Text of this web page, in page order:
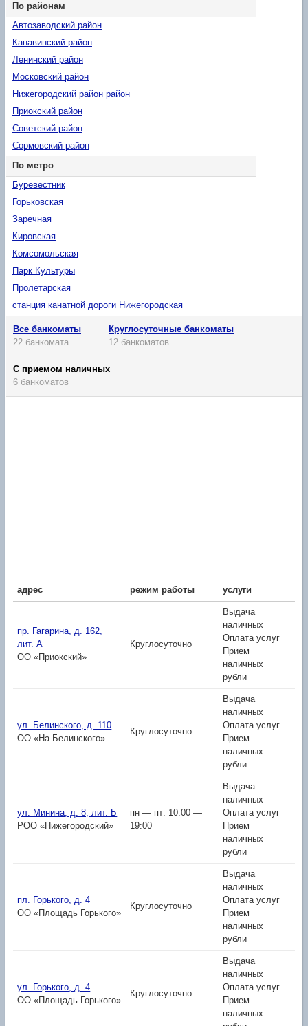
По районам
Автозаводский район
Канавинский район
Ленинский район
Московский район
Нижегородский район район
Приокский район
Советский район
Сормовский район
По метро
Буревестник
Горьковская
Заречная
Кировская
Комсомольская
Парк Культуры
Пролетарская
станция канатной дороги Нижегородская
Все банкоматы
22 банкомата
Круглосуточные банкоматы
12 банкоматов
С приемом наличных
6 банкоматов
адрес режим работы услуги
пр. Гагарина, д. 162,
лит. А
ОО «Приокский»
Круглосуточно
Выдача
наличных
Оплата услуг
Прием
наличных
рубли
ул. Белинского, д. 110
ОО «На Белинского»
Круглосуточно
Выдача
наличных
Оплата услуг
Прием
наличных
рубли
ул. Минина, д. 8, лит. Б
РОО «Нижегородский»
пн — пт: 10:00 —
19:00
Выдача
наличных
Оплата услуг
Прием
наличных
рубли
пл. Горького, д. 4
ОО «Площадь Горького»
Круглосуточно
Выдача
наличных
Оплата услуг
Прием
наличных
рубли
ул. Горького, д. 4
ОО «Площадь Горького»
Круглосуточно
Выдача
наличных
Оплата услуг
Прием
наличных